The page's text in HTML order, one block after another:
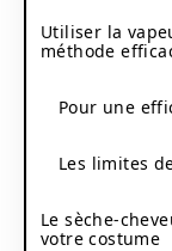
Utiliser la
méthode
Pour une
Les limites
Le sèche-
votre costume